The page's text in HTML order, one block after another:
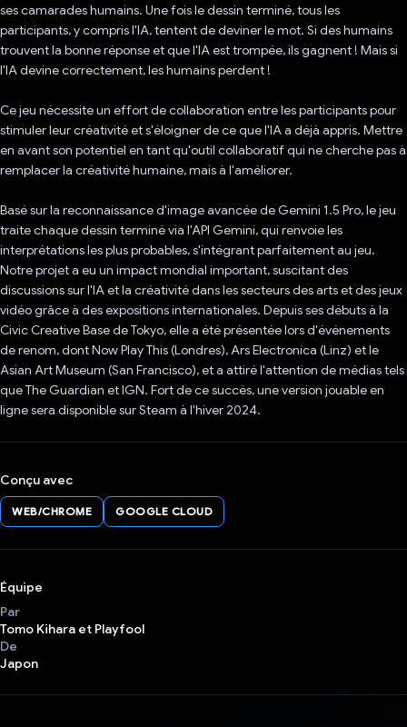
ses camarades humains. Une fois le dessin terminé, tous les
participants, y compris l'IA, tentent de deviner le mot. Si des humains
trouvent la bonne réponse et que l'IA est trompée, ils gagnent ! Mais si
l'IA devine correctement, les humains perdent !
Ce jeu nécessite un effort de collaboration entre les participants pour
stimuler leur créativité et s'éloigner de ce que l'IA a déjà appris. Mettre
en avant son potentiel en tant qu'outil collaboratif qui ne cherche pas à
remplacer la créativité humaine, mais à l'améliorer.
Basé sur la reconnaissance d'image avancée de Gemini 1.5 Pro, le jeu
traite chaque dessin terminé via l'API Gemini, qui renvoie les
interprétations les plus probables, s'intégrant parfaitement au jeu.
Notre projet a eu un impact mondial important, suscitant des
discussions sur l'IA et la créativité dans les secteurs des arts et des jeux
vidéo grâce à des expositions internationales. Depuis ses débuts à la
Civic Creative Base de Tokyo, elle a été présentée lors d'événements
de renom, dont Now Play This (Londres), Ars Electronica (Linz) et le
Asian Art Museum (San Francisco), et a attiré l'attention de médias tels
que The Guardian et IGN. Fort de ce succès, une version jouable en
ligne sera disponible sur Steam à l'hiver 2024.
Conçu avec
WEB/CHROME GOOGLE CLOUD
Équipe
Par
Tomo Kihara et Playfool
De
Japon